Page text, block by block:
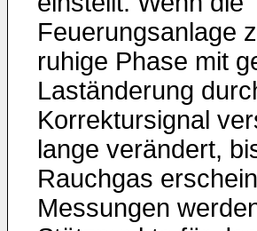
Feuerungsanlage
ruhige Phase mit
Laständerung
Korrektursignal
lange verändert,
Rauchgas
Messungen